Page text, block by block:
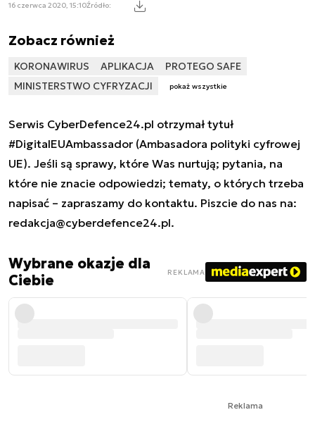
16 czerwca 2020, 15:10Źródło:
Zobacz również
KORONAWIRUS APLIKACJA
PROTEGO SAFE
MINISTERSTWO CYFRYZACJI
pokaż wszystkie
Serwis CyberDefence24.pl otrzymał tytuł
#DigitalEUAmbassador (Ambasadora polityki cyfrowej
UE). Jeśli są sprawy, które Was nurtują; pytania, na
które nie znacie odpowiedzi; tematy, o których trzeba
napisać – zapraszamy do kontaktu. Piszcie do nas na:
redakcja@cyberdefence24.pl.
Wybrane okazje dla
Ciebie
REKLAMA
Reklama